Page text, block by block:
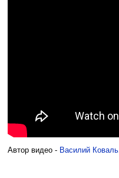
Автор видео - Василий Коваль.